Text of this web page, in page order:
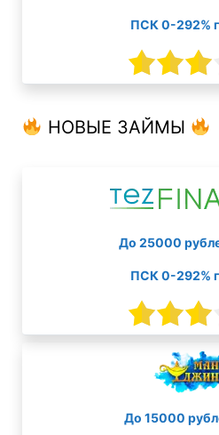
ПСК 0-292%
НОВЫЕ ЗАЙМЫ
До 25000
ПСК 0-292%
До 15000